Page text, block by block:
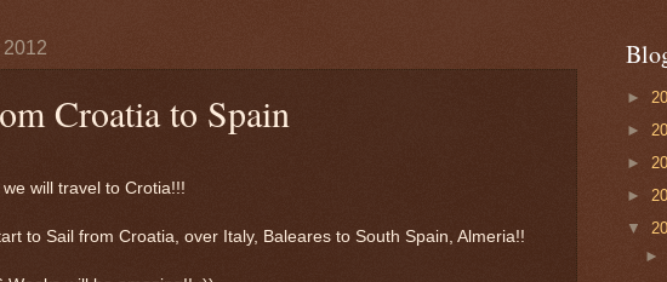
2012
Croatia to Spain
will travel to Crotia!!!
to Sail from Croatia, over Italy, Baleares to South Spain, Almeria!!
►
►
►
►
▼